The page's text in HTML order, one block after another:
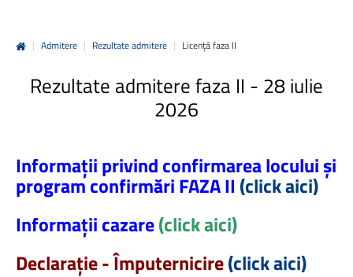
| Admitere | Rezultate admitere | Licență faza II
Rezultate admiterefaza II - 28iulie
2026
Informații privind confirmarea locului și
program confirmări FAZA II (click aici)
Informații cazare(click aici)
Declarație - Împuternicire(click aici)